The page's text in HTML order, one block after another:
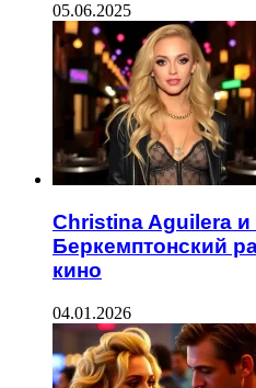
05.06.2025
Christina Aguilera
Беркемптонский
кино
04.01.2026